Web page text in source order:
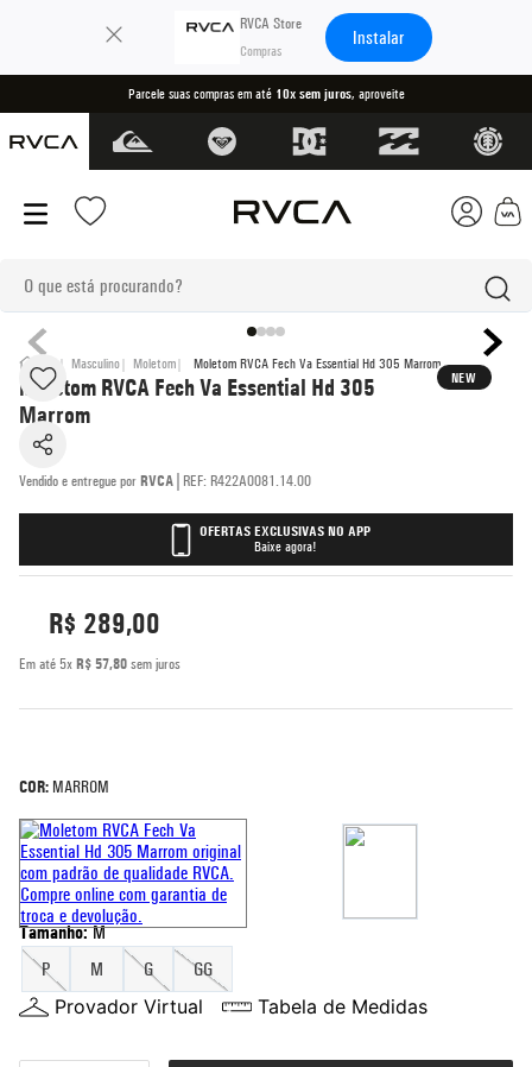
RVCA Store
Instalar
Parcele suas compras em até 10x sem juros, aproveite
NEW
VA Masculino Moletom Moletom RVCA Fech Va Essential Hd 305 Marrom
Moletom RVCA Fech Va Essential Hd 305
Marrom
RVCA | REF: R422A0081.14.00
OFERTAS EXCLUSIVAS NO APP
Baixe agora!
R$ 289,00
Em até 5x R$ 57,80 sem juros
COR: MARROM
Tamanho: M
P
M G GG
Provador Virtual Tabela de Medidas
termos mais buscados
kimono
2º
3º
camiseta
5º
bermuda
º
rash guard
10º corta vento